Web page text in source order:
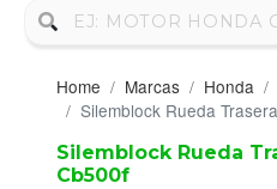
Nuevo
Neumáticos
Campa
Home Marcas Honda
Silemblock Rueda Trasera
Silemblock Rueda
Cb500f